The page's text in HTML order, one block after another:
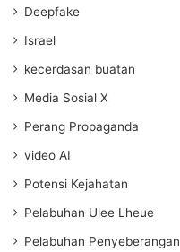
Deepfake
Israel
kecerdasan buatan
Media Sosial X
Perang Propaganda
video AI
Potensi Kejahatan
Pelabuhan Ulee Lheue
Pelabuhan Penyeberangan